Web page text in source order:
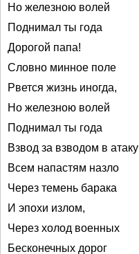
Но железною волей
Поднимал ты года
Дорогой папа!
Словно минное поле
Рвется жизнь иногда,
Но железною волей
Поднимал ты года
Взвод за взводом в атаку
Всем напастям назло
Через темень барака
И эпохи излом,
Через холод военных
Бесконечных дорог